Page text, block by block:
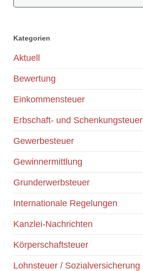
Kategorien
Aktuell
Bewertung
Einkommensteuer
Erbschaft- und Schenkungsteuer
Gewerbesteuer
Gewinnermittlung
Grunderwerbsteuer
Internationale Regelungen
Kanzlei-Nachrichten
Körperschaftsteuer
Lohnsteuer / Sozialversicherung